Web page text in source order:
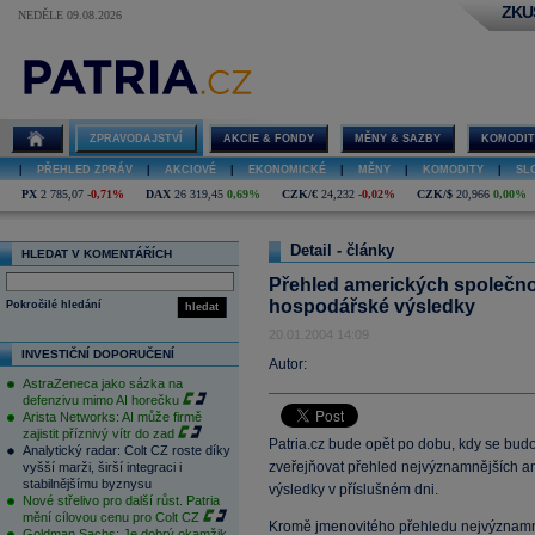
NEDĚLE 09.08.2026
ZPRAVODAJSTVÍ AKCIE & FONDY MĚNY & SAZBY
PŘEHLED ZPRÁV AKCIOVÉ EKONOMICKÉ MĚNY KOMODITY
PX 2 785,07 -0,71% DAX 26 319,45 0,69% CZK/€ 24,232 -0,02% CZK/$ 20,966 0,00%
HLEDAT V KOMENTÁŘÍCH
hledat
Pokročilé hledání
INVESTIČNÍ DOPORUČENÍ
AstraZeneca jako sázka na
defenzivu mimo AI horečku
Arista Networks: AI může firmě
zajistit příznivý vítr do zad
Analytický radar: Colt CZ roste díky
vyšší marži, širší integraci i
stabilnějšímu byznysu
Nové střelivo pro další růst. Patria
mění cílovou cenu pro Colt CZ
Detail - články
Přehled amerických
hospodářské výsledky
20.01.2004 14:09
Autor:
Patria.cz bude opět po dobu, kdy se
zveřejňovat přehled nejvýznamnějších
výsledky v příslušném dni.
Kromě jmenovitého přehledu